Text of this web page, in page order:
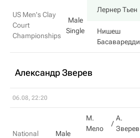
US Men's Clay
Court
Championships
Male
Single
Лернер Тьен
Нишеш
Басаваредди
Александр Зверев
06.08, 22:20
National
Male
М.
Мело
А.
Зверев